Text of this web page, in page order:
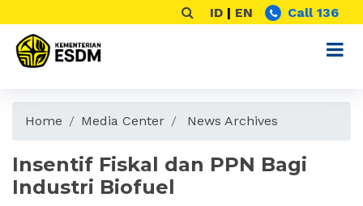
ID | EN Call 136
Home Media Center News Archives
Insentif Fiskal dan PPN Bagi
Industri Biofuel